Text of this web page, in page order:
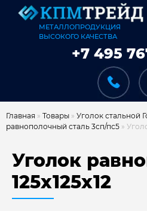
МЕТАЛЛОПРОДУКЦИЯ
ВЫСОКОГО КАЧЕСТВА
+7 495
Главная » Товары » Уголок стальной
равнополочный сталь 3сп/пс5 »
Уголок
125х125х12